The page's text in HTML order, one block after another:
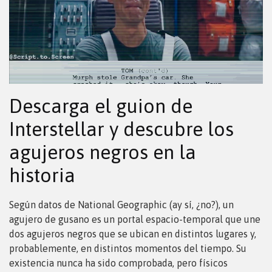
Descarga el guion de
Interstellar y descubre los
agujeros negros en la
historia
Según datos de National Geographic (ay sí, ¿no?), un
agujero de gusano es un portal espacio-temporal que une
dos agujeros negros que se ubican en distintos lugares y,
probablemente, en distintos momentos del tiempo. Su
existencia nunca ha sido comprobada, pero físicos